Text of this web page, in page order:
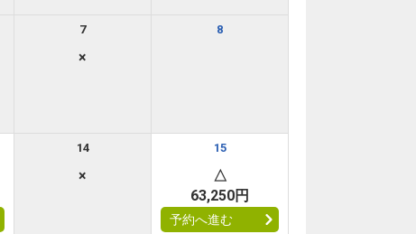
7
×
8
14
×
15
△
63,250円
予約へ進む